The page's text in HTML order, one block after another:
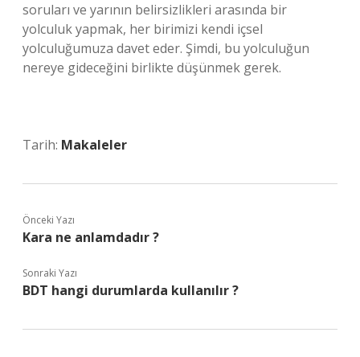
soruları ve yarının belirsizlikleri arasında bir
yolculuk yapmak, her birimizi kendi içsel
yolculuğumuza davet eder. Şimdi, bu yolculuğun
nereye gideceğini birlikte düşünmek gerek.
Tarih: Makaleler
Önceki Yazı
Kara ne anlamdadır ?
Sonraki Yazı
BDT hangi durumlarda kullanılır ?